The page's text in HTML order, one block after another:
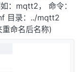
：mqtt2， 命令：
目录：../mqtt2
命名后名称)